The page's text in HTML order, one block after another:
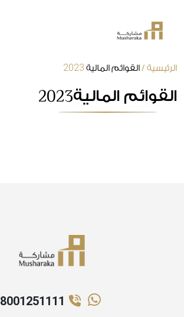
تخطى
المحتوى
الرئيسية /القوائم المالية 2023
القوائم المالية2023
8001251111